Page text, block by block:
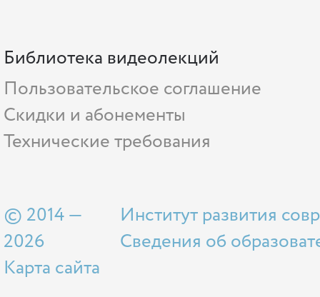
Библиотека видеолекций
Пользовательское соглашение
Скидки и абонементы
Технические требования
© 2014 —
2026
Карта сайта
Институт развития
Сведения об